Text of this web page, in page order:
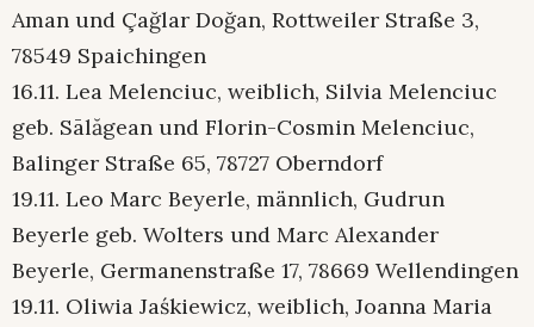
Aman und Çağlar Doğan, Rottweiler Straße 3,
78549 Spaichingen
16.11. Lea Melenciuc, weiblich, Silvia Melenciuc
geb. Sālăgean und Florin-Cosmin Melenciuc,
Balinger Straße 65, 78727 Oberndorf
19.11. Leo Marc Beyerle, männlich, Gudrun
Beyerle geb. Wolters und Marc Alexander
Beyerle, Germanenstraße 17, 78669 Wellendingen
19.11. Oliwia Jaśkiewicz, weiblich, Joanna Maria